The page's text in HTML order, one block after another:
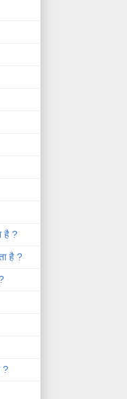
है ?
है ?
?